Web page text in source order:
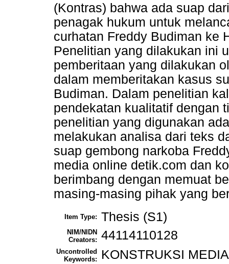
(Kontras) bahwa ada suap
penagak hukum untuk
curhatan Freddy Budiman ke
Penelitian yang dilakukan ini
pemberitaan yang dilakukan
dalam memberitakan kasus
Budiman. Dalam penelitian
pendekatan kualitatif dengan
penelitian yang digunakan
melakukan analisa dari teks
suap gembong narkoba
media online detik.com dan
berimbang dengan memuat
masing-masing pihak yang
Item Type: Thesis (S1)
NIM/NIDN
Creators: 44114110128
Uncontrolled
Keywords:
KONSTRUKSI